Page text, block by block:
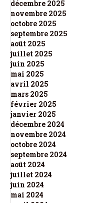
décembre 2025
novembre 2025
octobre 2025
septembre 2025
août 2025
juillet 2025
juin 2025
mai 2025
avril 2025
mars 2025
février 2025
janvier 2025
décembre 2024
novembre 2024
octobre 2024
septembre 2024
août 2024
juillet 2024
juin 2024
mai 2024